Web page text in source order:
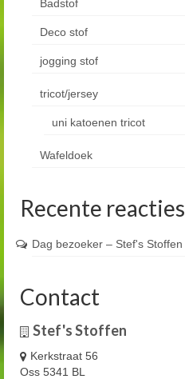
Badstof
Deco stof
jogging stof
tricot/jersey
uni katoenen tricot
Wafeldoek
Recente reacties
Dag bezoeker – Stef's Stoffen
Contact
Stef's Stoffen
Kerkstraat 56
Oss 5341 BL